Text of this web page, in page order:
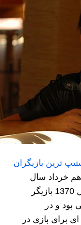
ترین بازیگران
خرداد سال
1349 در تهران به دنیا آمد. او در سال 1370 بازیگر
بود و در
برای بازی در